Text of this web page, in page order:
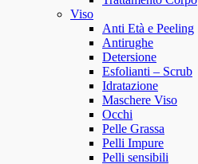
Viso
Anti Età e Peeling
Antirughe
Detersione
Esfolianti – Scrub
Idratazione
Maschere Viso
Occhi
Pelle Grassa
Pelli Impure
Pelli sensibili